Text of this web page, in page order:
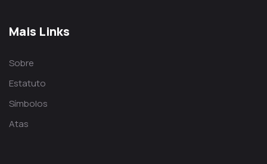
Mais Links
Sobre
Estatuto
Símbolos
Atas